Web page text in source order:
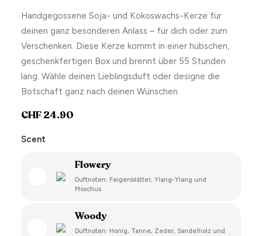
Handgegossene Soja- und Kokoswachs-Kerze für
deinen ganz besonderen Anlass – für dich oder zum
Verschenken. Diese Kerze kommt in einer hübschen,
geschenkfertigen Box und brennt über 55 Stunden
lang. Wähle deinen Lieblingsduft oder designe die
Botschaft ganz nach deinen Wünschen.
CHF24.90
Scent
Flowery
Duftnoten: Feigenblätter, Ylang-Ylang und
Moschus
Woody
Duftnoten: Honig, Tanne, Zeder, Sandelholz und